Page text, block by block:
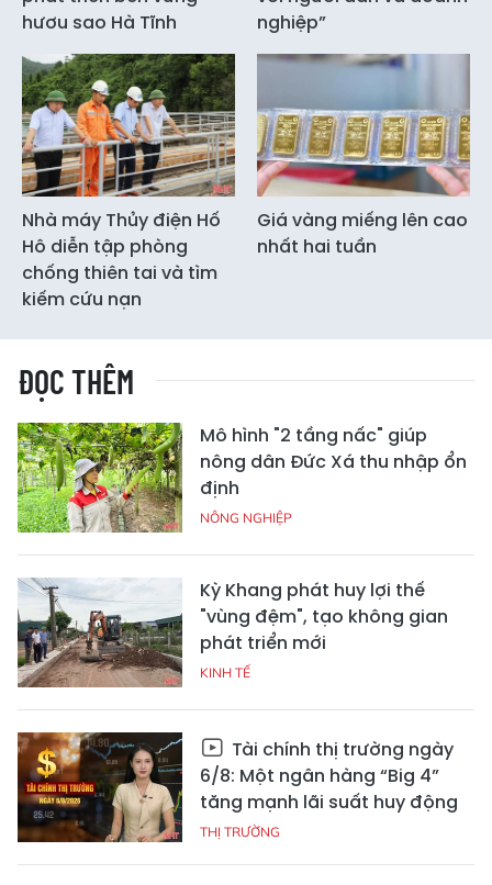
hươu sao Hà Tĩnh
nghiệp”
Nhà máy Thủy điện Hố
Hô diễn tập phòng
chống thiên tai và tìm
kiếm cứu nạn
Giá vàng miếng lên cao
nhất hai tuần
ĐỌC THÊM
Mô hình "2 tầng nấc" giúp
nông dân Đức Xá thu nhập ổn
định
NÔNG NGHIỆP
Kỳ Khang phát huy lợi thế
"vùng đệm", tạo không gian
phát triển mới
KINH TẾ
Tài chính thị trường ngày
6/8: Một ngân hàng “Big 4”
tăng mạnh lãi suất huy động
THỊ TRƯỜNG